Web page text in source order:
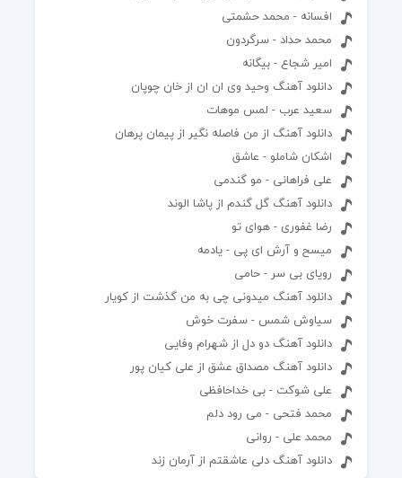
افسانه - محمد حشمتی
محمد حداد - سرگردون
امیر شجاع - بیگانه
دانلود آهنگ وحید وی ان ان از خان چوپان
سعید عرب - لمس موهات
دانلود آهنگ از من فاصله نگیر از پیمان پرهان
اشکان شاملو - عاشق
علی فراهانی - مو گندمی
دانلود آهنگ گل گندم از پاشا الوند
رضا غفوری - هوای تو
میسح و آرش ای پی - یادمه
رویای بی سر - حامی
دانلود آهنگ میدونی چی به من گذشت از کویار
سیاوش شمس - سفرت خوش
دانلود آهنگ دو دل از شهرام وفایی
دانلود آهنگ مصداق عشق از علی کیان پور
علی شوکت - بی خداحافظی
محمد فتحی - می رود دلم
محمد علی - روانی
دانلود آهنگ دلی عاشقتم از آرمان زند